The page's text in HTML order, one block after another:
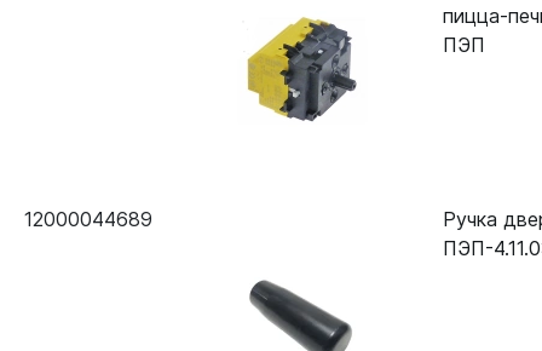
пицца-
ПЭП
12000044689
Ручка
ПЭП-